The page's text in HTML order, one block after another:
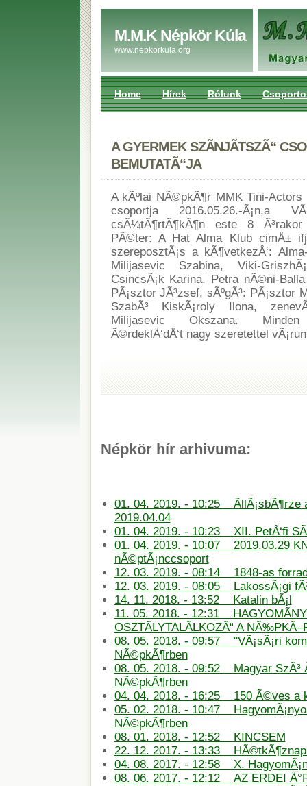
M.M.K Népkör Kúla
www.nepkorkula.org
Home Hírek Rólunk
A GYERMEK SZÃNJÃTSZÃ“
BEMUTATÃ“JA
A kÃºlai NÃ©pkÃ¶r MMK Tini-Actors
csoportja 2016.05.26.-Ã¡n,a
csÃ¼tÃ¶rtÃ¶kÃ¶n este 8 Ã³rakor
PÃ©ter: A Hat Alma Klub cimÅ±
szereposztÃ¡s a kÃ¶vetkezÅ‘:
Milijasevic Szabina, Viki-
CsincsÃ¡k Karina, Petra nÃ©ni-
PÃ¡sztor JÃ³zsef, sÃºgÃ³: PÃ¡sztor
SzabÃ³ KiskÃ¡roly Ilona,
Milijasevic Okszana. Minden
Ã©rdeklÅ‘dÅ‘t nagy szeretettel
Népkör hír arhivuma:
01. 04. 2019. - 10:25 ÃllÃ¡sbÃ¶rze
2019.04.04
01. 04. 2019. - 10:23 XII. PetÅ‘fi
01. 04. 2019. - 10:07 2019.03.29
nÃ©ptÃ¡nccsoport
12. 03. 2019. - 08:14 1848-as
12. 03. 2019. - 08:05 LakossÃ¡gi
14. 11. 2018. - 13:52 Katalin bÃ¡l
11. 05. 2018. - 12:31
OSZTÃLYTALÃLKOZÃ“ A
08. 05. 2018. - 09:57 "VÃ¡sÃ¡ri
NÃ©pkÃ¶rben
08. 05. 2018. - 09:52 Magyar SzÃ³
NÃ©pkÃ¶rben
04. 04. 2018. - 16:25 150 Ã©ves a
05. 02. 2018. - 10:47
NÃ©pkÃ¶rben
08. 01. 2018. - 12:52 KINCSEM
22. 12. 2017. - 13:33 HÃ©tkÃ¶znapi
04. 08. 2017. - 12:58 X.
08. 06. 2017. - 12:12 AZ ERDEI